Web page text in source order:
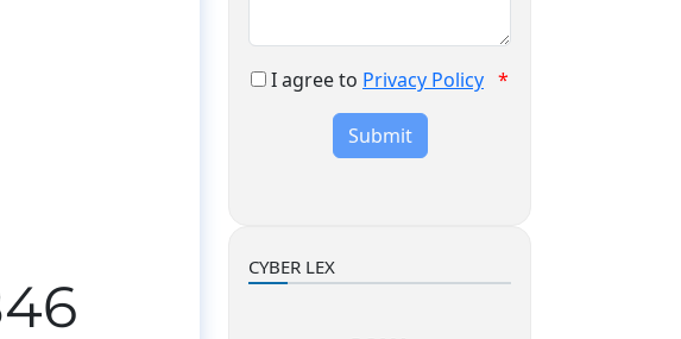
I agree to Privacy Policy *
Submit
CYBER LEX